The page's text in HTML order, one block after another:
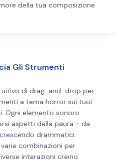
della tua composizione
Gli Strumenti
di drag-and-drop per
a tema horror sui tuoi
Ogni elemento sonoro
aspetti della paura - da
drammatici.
combinazioni per
interazioni creino